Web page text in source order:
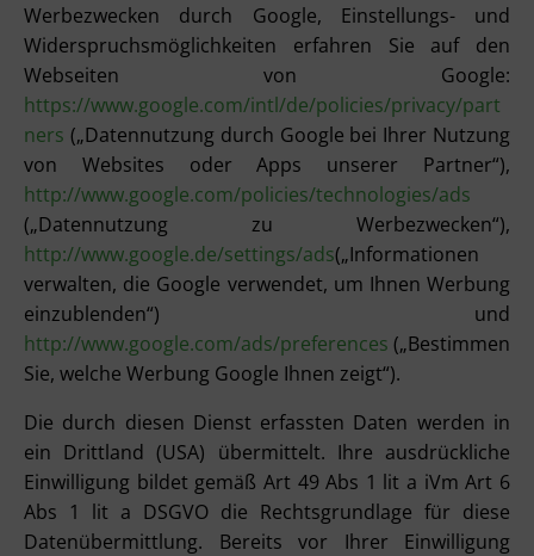
Werbezwecken durch Google, Einstellungs- und
Widerspruchsmöglichkeiten erfahren Sie auf den
Webseiten von Google:
https://www.google.com/intl/de/policies/privacy/part
ners („Datennutzung durch Google bei Ihrer Nutzung
von Websites oder Apps unserer Partner“),
http://www.google.com/policies/technologies/ads
(„Datennutzung zu Werbezwecken“),
http://www.google.de/settings/ads(„Informationen
verwalten, die Google verwendet, um Ihnen Werbung
einzublenden“) und
http://www.google.com/ads/preferences („Bestimmen
Sie, welche Werbung Google Ihnen zeigt“).
Die durch diesen Dienst erfassten Daten werden in
ein Drittland (USA) übermittelt. Ihre ausdrückliche
Einwilligung bildet gemäß Art 49 Abs 1 lit a iVm Art 6
Abs 1 lit a DSGVO die Rechtsgrundlage für diese
Datenübermittlung. Bereits vor Ihrer Einwilligung